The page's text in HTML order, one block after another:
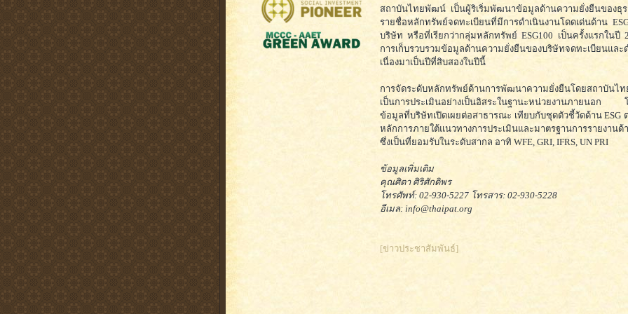
สถาบันไทยพัฒน์ เป็นผู้ริเริ่มพัฒนาข้อมูลด้านความยั่งยืนของธุร
รายชื่อหลักทรัพย์จดทะเบียนที่มีการดำเนินงานโดดเด่นด้าน
บริษัท หรือที่เรียกว่ากลุ่มหลักทรัพย์ ESG100 เป็นครั้งแรกในปี
การเก็บรวบรวมข้อมูลด้านความยั่งยืนของบริษัทจดทะเบียนและ
เนื่องมาเป็นปีที่สิบสองในปีนี้
การจัดระดับหลักทรัพย์ด้านการพัฒนาความยั่งยืนโดยสถาบันไ
เป็นการประเมินอย่างเป็นอิสระในฐานะหน่วยงานภายนอก โ
ข้อมูลที่บริษัทเปิดเผยต่อสาธารณะ เทียบกับชุดตัวชี้วัดด้าน ESG
หลักการภายใต้แนวทางการประเมินและมาตรฐานการรายงาน
ซึ่งเป็นที่ยอมรับในระดับสากล อาทิ WFE, GRI, IFRS, UN PRI
ข้อมูลเพิ่มเติม
คุณศิตา ศิริศักดิพร
โทรศัพท์: 02-930-5227 โทรสาร: 02-930-5228
อีเมล: info@thaipat.org
[ข่าวประชาสัมพันธ์]